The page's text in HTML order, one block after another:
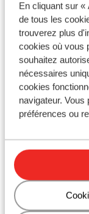
En cliquant sur
de tous les
trouverez plus
cookies où vous
souhaitez
nécessaires
cookies
navigateur.
préférences ou
À proximité
Distance de la
sable)
Distance du
mètres,
Distance de
Distance
Distance
mètres
Distance à la
mètres
Distance au
mètres